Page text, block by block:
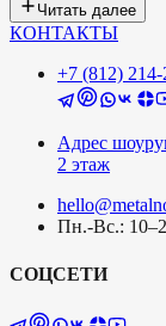
Читать далее
КОНТАКТЫ
+7 (812)
Адрес
2 этаж
Пн.-Вс.:
СОЦСЕТИ